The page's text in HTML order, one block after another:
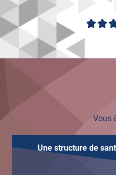

Vous
Une structure de